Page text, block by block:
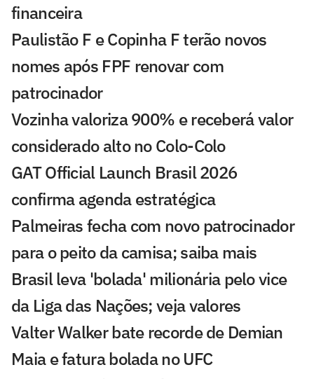
financeira
Paulistão F e Copinha F terão novos
nomes após FPF renovar com
patrocinador
Vozinha valoriza 900% e receberá valor
considerado alto no Colo-Colo
GAT Official Launch Brasil 2026
confirma agenda estratégica
Palmeiras fecha com novo patrocinador
para o peito da camisa; saiba mais
Brasil leva 'bolada' milionária pelo vice
da Liga das Nações; veja valores
Valter Walker bate recorde de Demian
Maia e fatura bolada no UFC